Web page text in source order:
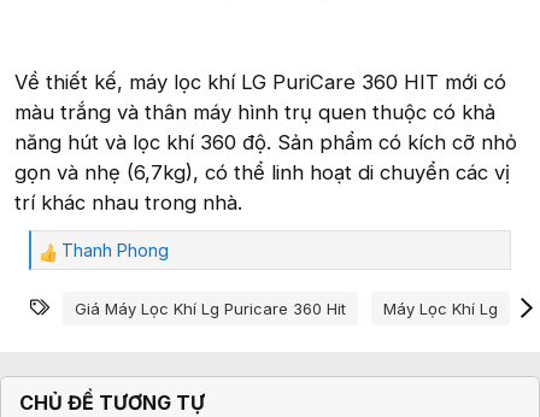
Về thiết kế, máy lọc khí LG PuriCare 360 HIT mới có
màu trắng và thân máy hình trụ quen thuộc có khả
năng hút và lọc khí 360 độ. Sản phẩm có kích cỡ nhỏ
gọn và nhẹ (6,7kg), có thể linh hoạt di chuyển các vị
trí khác nhau trong nhà.
C
m
c
:
Thanh Phong
Từ khóa
Giá Máy Lọc Khí Lg Puricare 360 Hit Máy Lọc Khí Lg
CHỦ ĐỀ TƯƠNG TỰ